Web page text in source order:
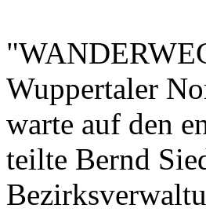
Wuppertaler
warte auf den
teilte Bernd